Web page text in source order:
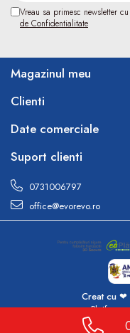
Vreau sa primesc newsletter
de Confidentialitate
Magazinul meu
Clienti
Date comerciale
Suport clienti
0731006797
office@evorevo.ro
Creat cu ❤